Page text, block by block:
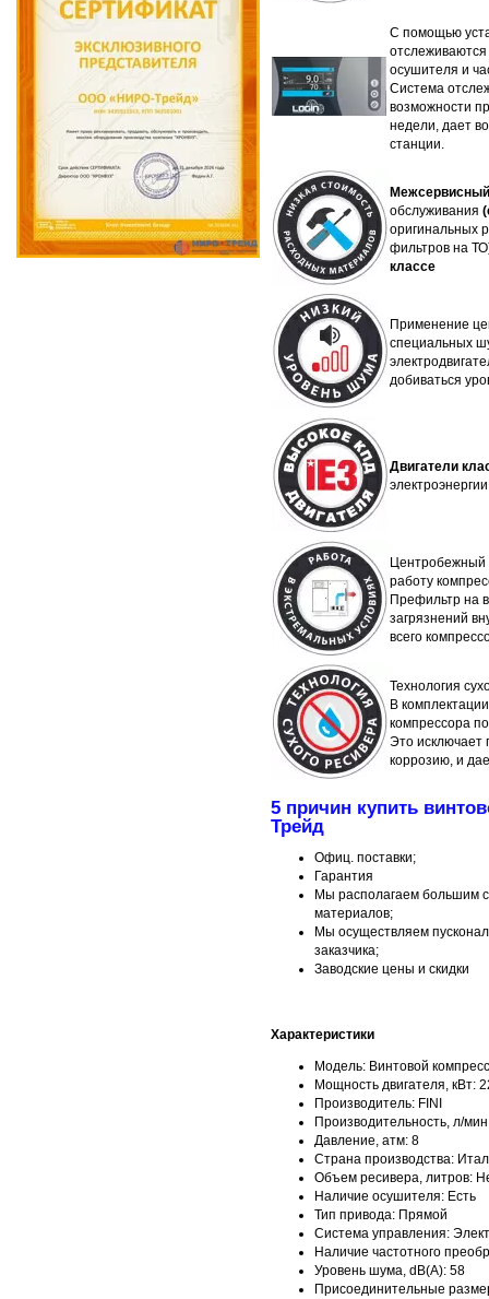
С помощью
осушителя и
Система
возможности
недели, дает
станции.
обслуживания
оригинальных
фильтров на
классе
Применение
специальных
добиваться
Двигатели
Центробежный
работу
Префильтр на
загрязнений
всего
Технология
В
компрессора
Это исключает
коррозию, и
5 причин купить
Трейд
Офиц. поставки;
Гарантия
Мы располагаем большим
материалов;
Мы осуществляем
заказчика;
Заводские цены и скидки
Характеристики
Модель: Винтовой
Мощность двигателя, кВт:
Производитель: FINI
Производительность, л/
Давление, атм: 8
Страна производства:
Объем ресивера, литров:
Наличие осушителя: Есть
Тип привода: Прямой
Система управления:
Наличие частотного
Уровень шума, dB(A): 58
Присоединительные